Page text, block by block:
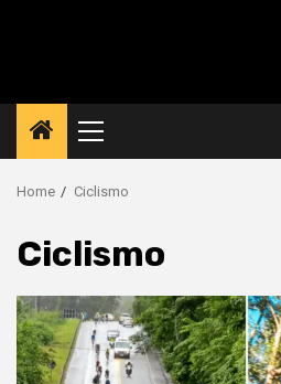
Primary
Menu
Home Ciclismo
Ciclismo